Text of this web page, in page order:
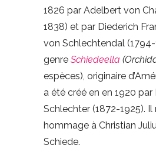
1826 par Adelbert von
1838) et par Diederich
von Schlechtendal
genre Schiedeella
espèces), originaire
a été créé en en 1920
Schlechter (1872-1925). Il
hommage à Christian
Schiede.